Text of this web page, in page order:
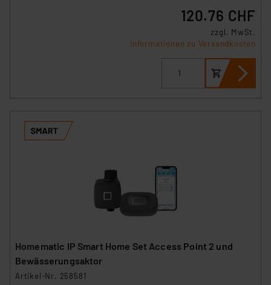
120.76 CHF
zzgl. MwSt.
Informationen zu Versandkosten
Homematic IP Smart Home Set Access Point 2 und
Bewässerungsaktor
Artikel-Nr. 258581